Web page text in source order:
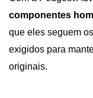
componentes
que eles seguem
exigidos para
originais.